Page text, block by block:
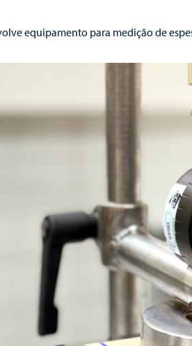
equipamento para medição de